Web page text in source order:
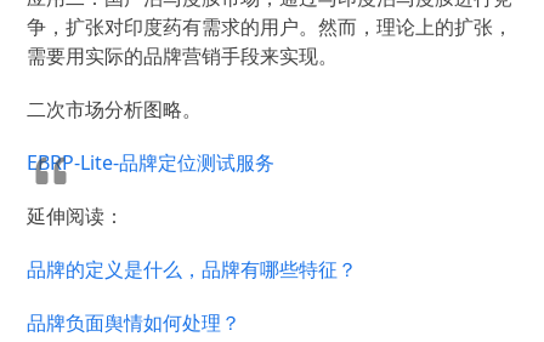
争，扩张对印度药有需求的用户。然而，理论上的扩张，
需要用实际的品牌营销手段来实现。
二次市场分析图略。
EBRP-Lite-品牌定位测试服务
延伸阅读：
品牌的定义是什么，品牌有哪些特征？
品牌负面舆情如何处理？